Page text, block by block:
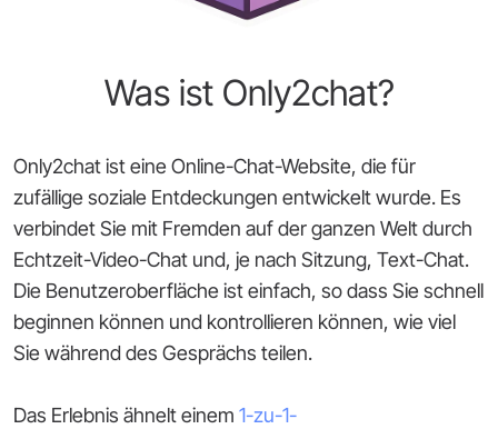
Was ist Only2chat?
Only2chat ist eine Online-Chat-Website, die für
zufällige soziale Entdeckungen entwickelt wurde. Es
verbindet Sie mit Fremden auf der ganzen Welt durch
Echtzeit-Video-Chat und, je nach Sitzung, Text-Chat.
Die Benutzeroberfläche ist einfach, so dass Sie schnell
beginnen können und kontrollieren können, wie viel
Sie während des Gesprächs teilen.
Das Erlebnis ähnelt einem 1-zu-1-